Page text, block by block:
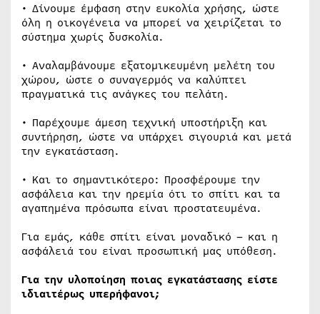
• Δίνουμε έμφαση στην ευκολία χρήσης, ώστε
όλη η οικογένεια να μπορεί να χειρίζεται το
σύστημα χωρίς δυσκολία.
• Αναλαμβάνουμε εξατομικευμένη μελέτη του
χώρου, ώστε ο συναγερμός να καλύπτει
πραγματικά τις ανάγκες του πελάτη.
• Παρέχουμε άμεση τεχνική υποστήριξη και
συντήρηση, ώστε να υπάρχει σιγουριά και μετά
την εγκατάσταση.
• Και το σημαντικότερο: Προσφέρουμε την
ασφάλεια και την ηρεμία ότι το σπίτι και τα
αγαπημένα πρόσωπα είναι προστατευμένα.
Για εμάς, κάθε σπίτι είναι μοναδικό – και η
ασφάλειά του είναι προσωπική μας υπόθεση.
Για την υλοποίηση ποιας εγκατάστασης είστε
ιδιαιτέρως υπερήφανοι;